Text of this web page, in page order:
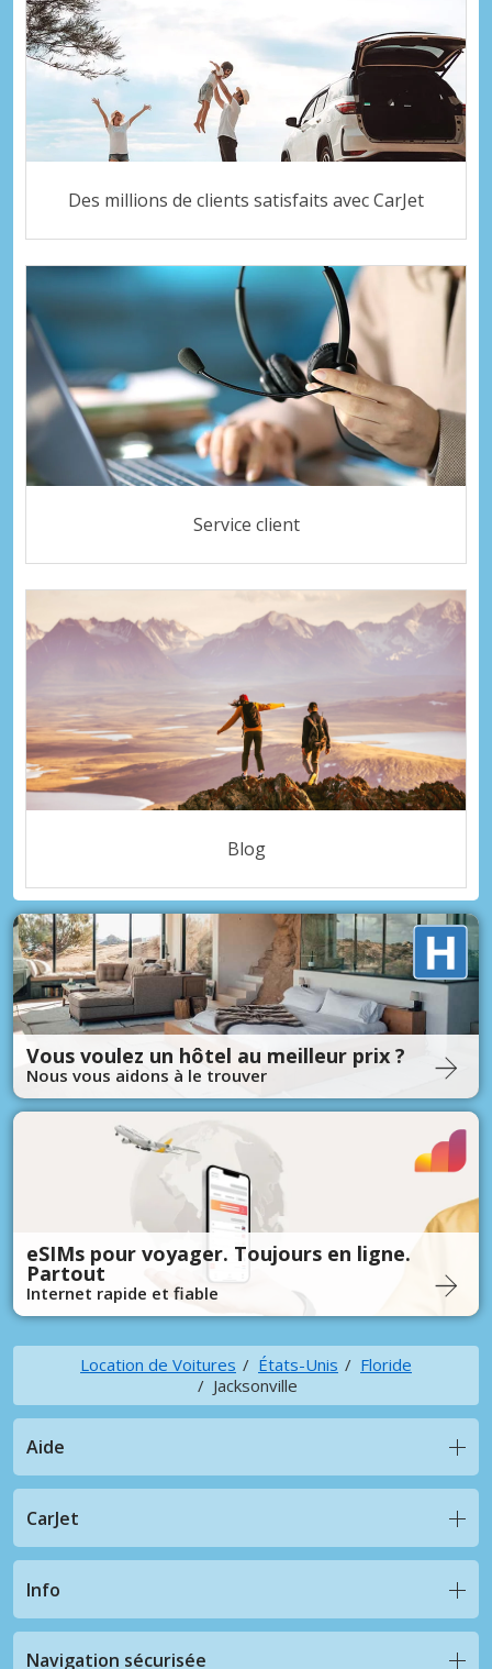
Des millions de clients satisfaits avec CarJet
Service client
Blog
Vous voulez un hôtel au meilleur prix ?
Nous vous aidons à le trouver
eSIMs pour voyager. Toujours en ligne.
Partout
Internet rapide et fiable
Location de Voitures États-Unis
Floride
Jacksonville
Aide
CarJet
Info
Navigation sécurisée